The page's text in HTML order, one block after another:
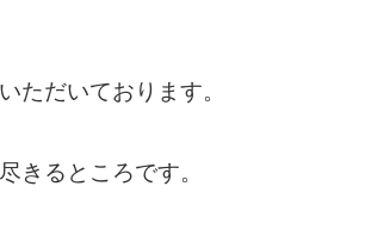
ただいております。
きるところです。